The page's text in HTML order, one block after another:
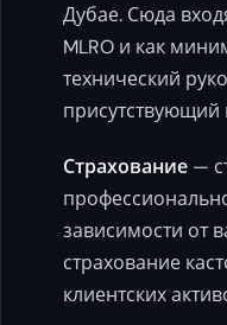
Дубае. Сюда
MLRO и как
технический
присутствующий
Страхование —
зависимости от
страхование
клиентских